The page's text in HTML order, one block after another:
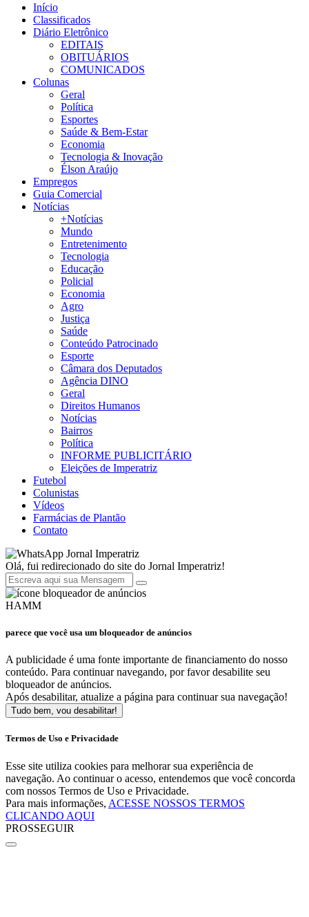
Início
Classificados
Diário Eletrônico
EDITAIS
OBITUÁRIOS
COMUNICADOS
Colunas
Geral
Política
Esportes
Saúde & Bem-Estar
Economia
Tecnologia & Inovação
Élson Araújo
Empregos
Guia Comercial
Notícias
+Notícias
Mundo
Entretenimento
Tecnologia
Educação
Policial
Economia
Agro
Justiça
Saúde
Conteúdo Patrocinado
Esporte
Câmara dos Deputados
Agência DINO
Geral
Direitos Humanos
Notícias
Bairros
Política
INFORME PUBLICITÁRIO
Eleições de Imperatriz
Futebol
Colunistas
Vídeos
Farmácias de Plantão
Contato
Jornal Imperatriz
Olá, fui redirecionado do site do Jornal Imperatriz!
HAMM
parece que você usa um bloqueador de anúncios
A publicidade é uma fonte importante de financiamento do nosso
conteúdo. Para continuar navegando, por favor desabilite seu
bloqueador de anúncios.
Após desabilitar, atualize a página para continuar sua navegação!
Tudo bem, vou desabilitar!
Termos de Uso e Privacidade
Esse site utiliza cookies para melhorar sua experiência de
navegação. Ao continuar o acesso, entendemos que você concorda
com nossos Termos de Uso e Privacidade.
Para mais informações, ACESSE NOSSOS TERMOS
CLICANDO AQUI
PROSSEGUIR